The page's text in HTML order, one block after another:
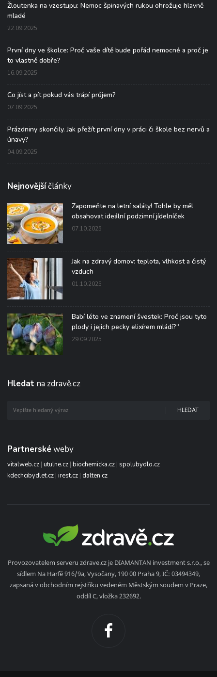
Žloutenka na vzestupu: Nemoc špinavých rukou ohrožuje hlavně
mladé
22.09.2025
První dny ve školce: Proč vaše dítě bude pořád nemocné a proč je
to vlastně dobře?
16.09.2025
Co jíst a pít pokud vás trápí průjem?
07.09.2025
Prázdniny skončily. Jak přežít první dny v práci či škole bez nervů a
únavy?
04.09.2025
Nejnovějšíčlánky
Zapomeňte na letní saláty! Tohle by měl
obsahovat ideální podzimní jídelníček
07.10.2025
Jak na zdravý domov: teplota, vlhkost a čistý
vzduch
01.10.2025
Babí léto ve znamení švestek: Proč jsou tyto
plody i jejich pecky elixírem mládí?“
29.09.2025
Hledat na zdravě.cz
HLEDAT
Partnerské weby
vitalweb.cz | utulne.cz | biochemicka.cz | spolubydlo.cz
kdechcibydlet.cz | irest.cz | dalten.cz
Provozovatelem serveru zdrave.cz je DIAMANTAN investment s.r.o., se
sídlem Na Harfě 916/9a, Vysočany, 190 00 Praha 9, IČ: 03494349,
zapsaná v obchodním rejstříku vedeném Městským soudem v Praze,
oddíl C, vložka 232692.